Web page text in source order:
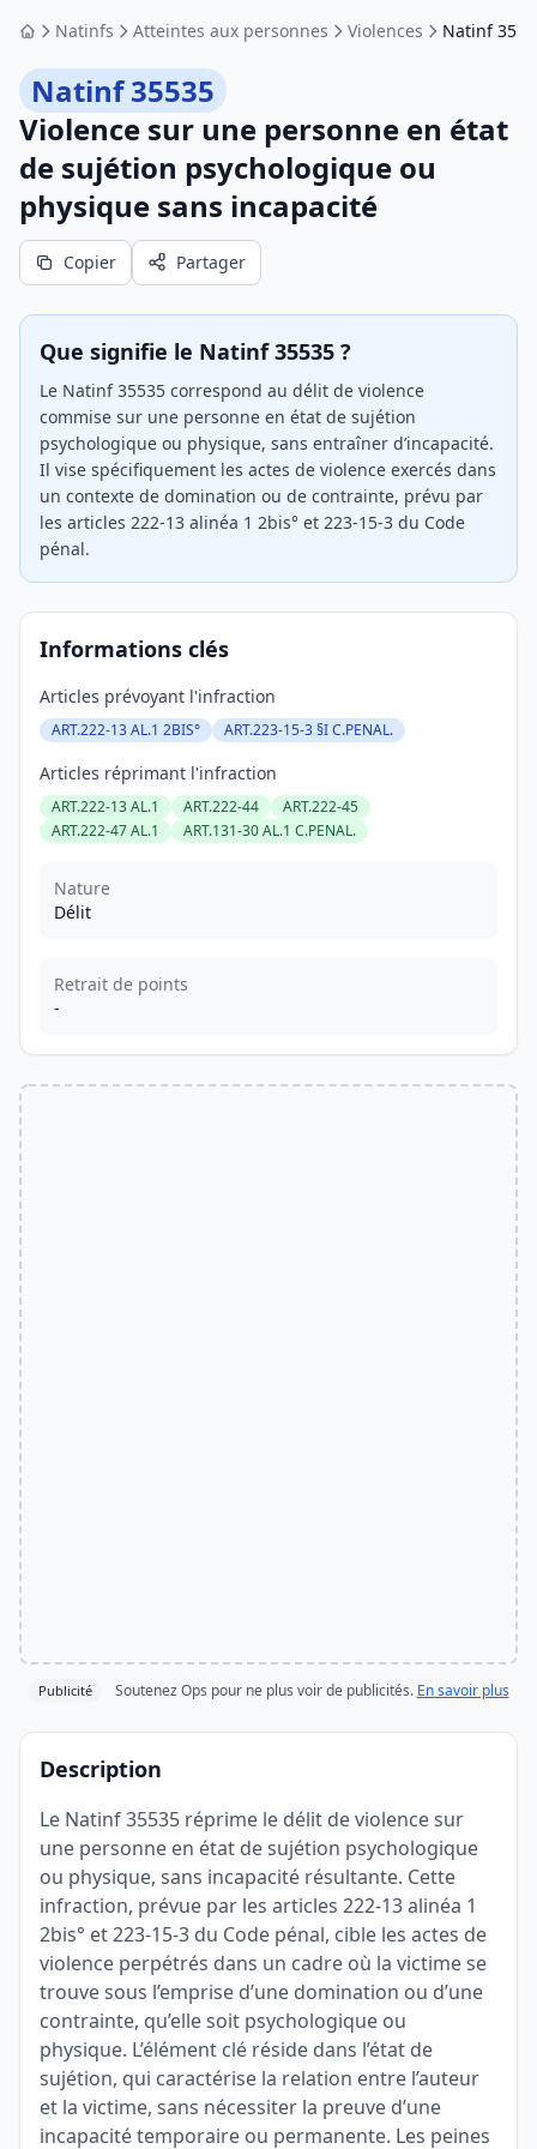
AccueilNatinfs Atteintes aux personnes Violences Natinf
Natinf 35535
Violence sur une personne en état
de sujétion psychologique ou
physique sans incapacité
Copier Partager
Que signifie le Natinf 35535 ?
Le Natinf 35535 correspond au délit de violence
commise sur une personne en état de sujétion
psychologique ou physique, sans entraîner d’incapacité.
Il vise spécifiquement les actes de violence exercés dans
un contexte de domination ou de contrainte, prévu par
les articles 222-13 alinéa 1 2bis° et 223-15-3 du Code
pénal.
Informations clés
Articles prévoyant l'infraction
ART.222-13 AL.1 2BIS° ART.223-15-3 §I C.PENAL.
Articles réprimant l'infraction
ART.222-13 AL.1 ART.222-44
ART.222-45
ART.222-47 AL.1
ART.131-30 AL.1 C.PENAL.
Nature
Délit
Retrait de points
-
Publicité Soutenez Ops pour ne plus voir de publicités. En savoir plus
Description
Le Natinf 35535 réprime le délit de violence sur
une personne en état de sujétion psychologique
ou physique, sans incapacité résultante. Cette
infraction, prévue par les articles 222-13 alinéa 1
2bis° et 223-15-3 du Code pénal, cible les actes de
violence perpétrés dans un cadre où la victime se
trouve sous l’emprise d’une domination ou d’une
contrainte, qu’elle soit psychologique ou
physique. L’élément clé réside dans l’état de
sujétion, qui caractérise la relation entre l’auteur
et la victime, sans nécessiter la preuve d’une
incapacité temporaire ou permanente. Les peines